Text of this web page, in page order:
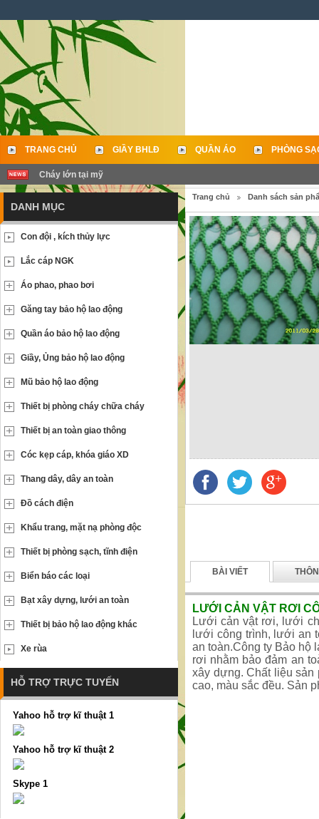
TRANG CHỦ GIẦY BHLĐ QUẦN ÁO PHÒNG
LIÊN HỆ
Cháy lớn tại mỹ
Trang chủ Danh sách sản
BÀI VIẾT
LƯỚI CẢN VẬT RƠI
Lưới cản vật rơi, lưới
lưới công trình, lưới an
an toàn.Công ty Bảo hộ
rơi nhằm bảo đảm an
xây dựng. Chất liệu
cao, màu sắc đều. Sản
DANH MỤC
Con đội , kích thủy lực
Lắc cáp NGK
Áo phao, phao bơi
Găng tay bảo hộ lao động
Quần áo bảo hộ lao động
Giầy, Ủng bảo hộ lao động
Mũ bảo hộ lao động
Thiết bị phòng cháy chữa cháy
Thiết bị an toàn giao thông
Cóc kẹp cáp, khóa giáo XD
Thang dây, dây an toàn
Đồ cách điện
Khẩu trang, mặt nạ phòng độc
Thiết bị phòng sạch, tĩnh điện
Biển báo các loại
Bạt xây dựng, lưới an toàn
Thiết bị bảo hộ lao động khác
Xe rùa
HỖ TRỢ TRỰC TUYẾN
Yahoo hỗ trợ kĩ thuật 1
Yahoo hỗ trợ kĩ thuật 2
Skype 1